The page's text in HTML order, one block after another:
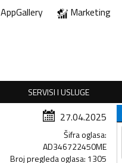
AppGallery Marketing
SERVISI I USLUGE
27.04.2025
Šifra oglasa:
AD346722450ME
Broj pregleda oglasa: 1305